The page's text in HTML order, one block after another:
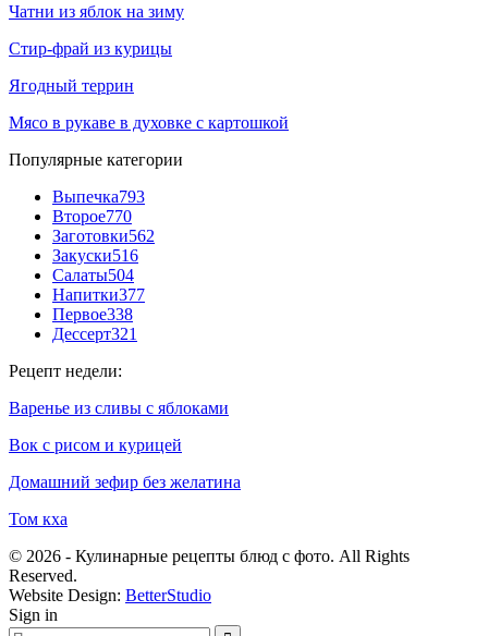
Чатни из яблок на зиму
Стир-фрай из курицы
Ягодный террин
Мясо в рукаве в духовке с картошкой
Популярные категории
Выпечка793
Второе770
Заготовки562
Закуски516
Салаты504
Напитки377
Первое338
Дессерт321
Рецепт недели:
Варенье из сливы с яблоками
Вок с рисом и курицей
Домашний зефир без желатина
Том кха
© 2026 - Кулинарные рецепты блюд с фото. All Rights
Reserved.
Website Design: BetterStudio
Sign in